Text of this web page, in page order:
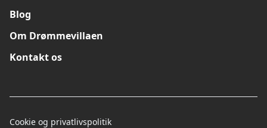
Blog
Om Drømmevillaen
Kontakt os
Cookie og privatlivspolitik